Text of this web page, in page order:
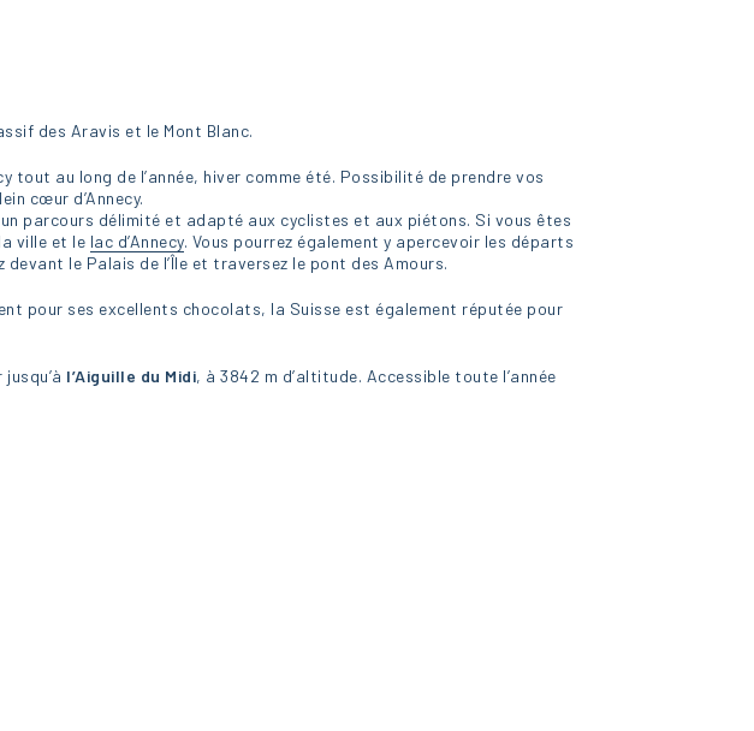
des Aravis et le Mont Blanc.
tout au long de l’année, hiver comme été. Possibilité de prendre vos
cœur d’Annecy.
parcours délimité et adapté aux cyclistes et aux piétons. Si vous êtes
ville et le lac d’Annecy. Vous pourrez également y apercevoir les départs
le Palais de l’Île et traversez le pont des Amours.
pour ses excellents chocolats, la Suisse est également réputée pour
l’Aiguille du Midi, à 3842 m d’altitude. Accessible toute l’année